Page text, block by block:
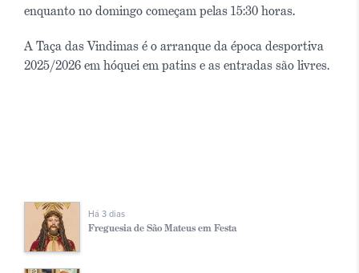
enquanto no domingo começam pelas 15:30 horas.
A Taça das Vindimas é o arranque da época desportiva
2025/2026 em hóquei em patins e as entradas são livres.
Há 3 dias
Freguesia de São Mateus em Festa